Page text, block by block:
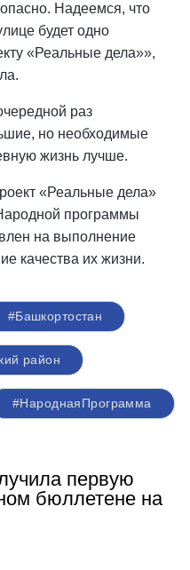
Надеемся, что
будет одно
«Реальные дела»»,
раз
но необходимые
жизнь лучше.
«Реальные дела»
программы
на выполнение
качества их жизни.
#Башкортостан
район
#НароднаяПрограмма
первую
бюллетене на